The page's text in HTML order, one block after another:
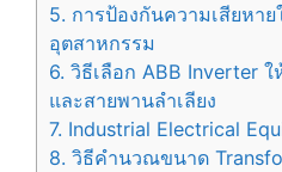
5. การป้องกันความเสียหา
อุตสาหกรรม
6. วิธีเลือก ABB Inverter
และสายพานลำเลียง
7. Industrial Electrical
8. วิธีคำนวณขนาด